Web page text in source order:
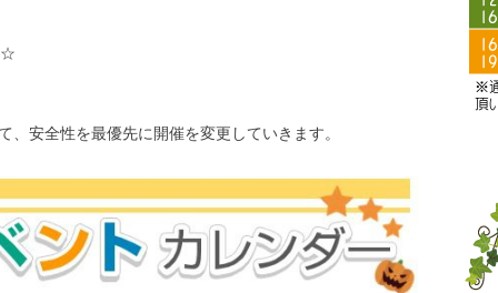
☆
安全性を最優先に開催を変更していきます。